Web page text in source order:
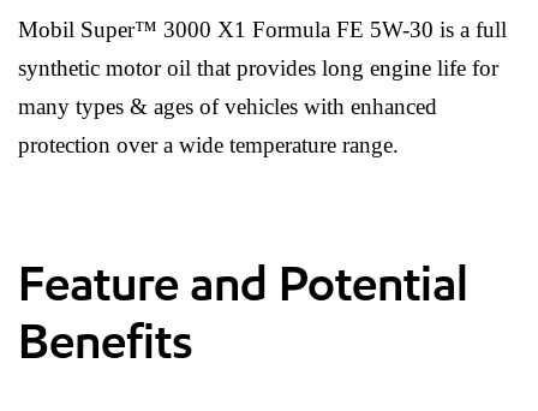
Mobil Super™ 3000 X1 Formula FE 5W-30 is a full
synthetic motor oil that provides long engine life for
many types & ages of vehicles with enhanced
protection over a wide temperature range.
Feature and Potential
Benefits